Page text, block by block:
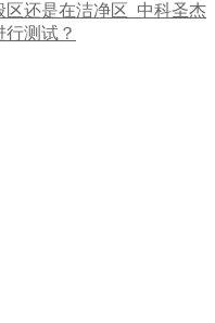
还是在洁净区_中科圣杰
测试？